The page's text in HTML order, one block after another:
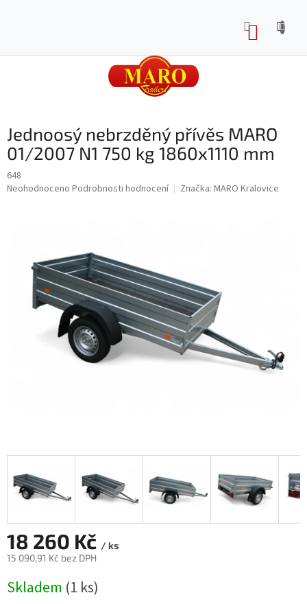
Jednoosý nebrzděný přívěs MARO
01/2007 N1 750 kg 1860x1110 mm
648
Průměrné
hvězdiček.
Neohodnoceno Podrobnosti hodnocení Značka: MARO Kralovice
18 260 Kč / ks
15 090,91 Kč bez DPH
cena:
Skladem (1 ks)